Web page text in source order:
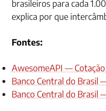
brasileiros para cada
explica por que
Fontes:
AwesomeAPI —
Banco Central do Brasil
Banco Central do Brasil